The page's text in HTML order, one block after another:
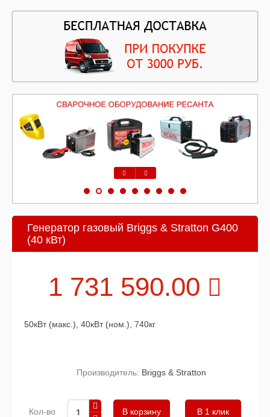
Генератор газовый Briggs & Stratton G400
(40 кВт)
1 731 590.00
50кВт (макс.), 40кВт (ном.), 740кг
Производитель: Briggs & Stratton
Кол-во В 1 клик